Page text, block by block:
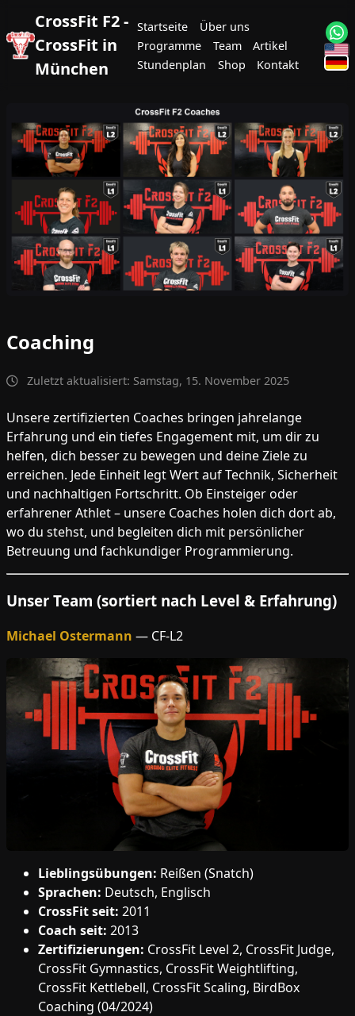
CrossFit F2 -
CrossFit in
München
Startseite
Über uns
Programme
Team
Artikel
Stundenplan
Shop Kontakt
Coaching
Zuletzt aktualisiert: Samstag, 15. November 2025
Unsere zertifizierten Coaches bringen jahrelange
Erfahrung und ein tiefes Engagement mit, um dir zu
helfen, dich besser zu bewegen und deine Ziele zu
erreichen. Jede Einheit legt Wert auf Technik, Sicherheit
und nachhaltigen Fortschritt. Ob Einsteiger oder
erfahrener Athlet – unsere Coaches holen dich dort ab,
wo du stehst, und begleiten dich mit persönlicher
Betreuung und fachkundiger Programmierung.
Unser Team (sortiert nach Level & Erfahrung)
Michael Ostermann — CF-L2
Lieblingsübungen: Reißen (Snatch)
Sprachen: Deutsch, Englisch
CrossFit seit: 2011
Coach seit: 2013
Zertifizierungen: CrossFit Level 2, CrossFit Judge,
CrossFit Gymnastics, CrossFit Weightlifting,
CrossFit Kettlebell, CrossFit Scaling, BirdBox
Coaching (04/2024)